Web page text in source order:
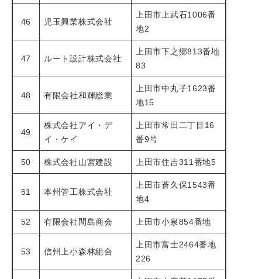
46 児玉興業株式会社
上田市上武石1006番
地2
47 ルート設計株式会社
上田市下之郷813番地
83
48 有限会社和輝総業
上田市中丸子1623番
地15
49
株式会社アイ・デ
イ・ケイ
上田市常田二丁目16
番9号
50 株式会社山宮建設 上田市住吉311番地5
51 本州管工株式会社
上田市蒼久保1543番
地4
52 有限会社間島商会 上田市小泉854番地
53 信州上小森林組合
上田市富士2464番地
226